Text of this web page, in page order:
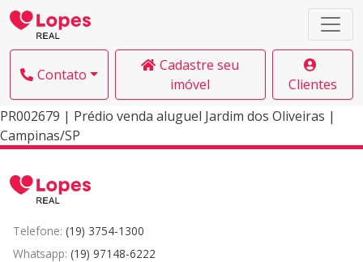
Contato
Cadastre seu
imóvel
Clientes
PR002679 | Prédio venda aluguel Jardim dos Oliveiras |
Campinas/SP
Telefone: (19) 3754-1300
Whatsapp: (19) 97148-6222